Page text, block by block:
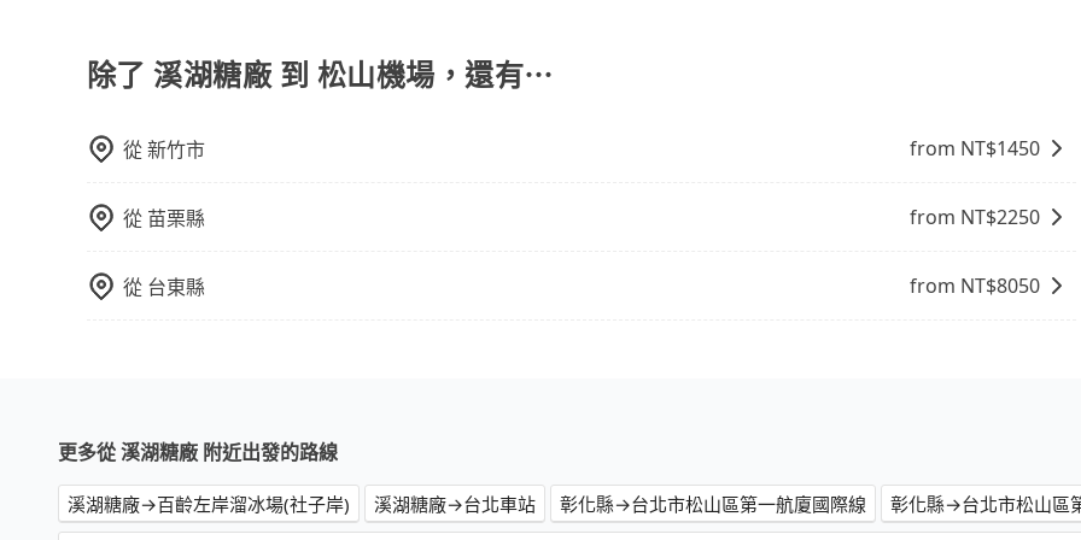
除了 溪湖糖廠 到 松山機場，還有⋯
從新竹市 from NT$1450
從 苗栗縣 from NT$2250
從 台東縣 from NT$8050
更多從 溪湖糖廠 附近出發的路線
溪湖糖廠→百齡左岸溜冰場(社子岸) 溪湖糖廠→台北車站 彰化縣→台北市松山區第一航廈國際線
彰化縣→台北市松山區